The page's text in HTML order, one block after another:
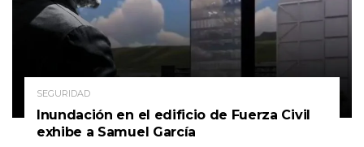
SEGURIDAD
Inundación en el edificio de Fuerza Civil
exhibe a Samuel García